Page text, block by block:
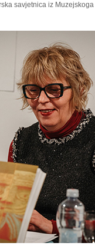
savjetnica iz